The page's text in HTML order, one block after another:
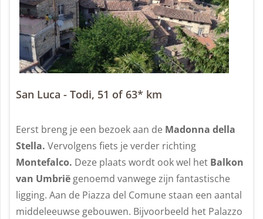
San Luca - Todi, 51 of 63* km
Eerst breng je een bezoek aan de Madonna della
Stella. Vervolgens fiets je verder richting
Montefalco. Deze plaats wordt ook wel het Balkon
van Umbrië genoemd vanwege zijn fantastische
ligging. Aan de Piazza del Comune staan een aantal
middeleeuwse gebouwen. Bijvoorbeeld het Palazzo